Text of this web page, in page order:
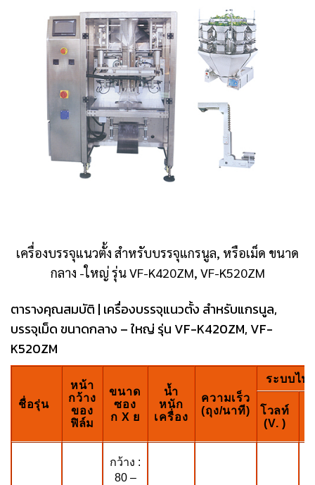
เครื่องบรรจุแนวตั้ง สำหรับบรรจุแกรนูล, หรือเม็ด ขนาด
กลาง -ใหญ่ รุ่น VF-K420ZM, VF-K520ZM
ตารางคุณสมบัติ | เครื่องบรรจุแนวตั้ง สำหรับแกรนูล,
บรรจุเม็ด ขนาดกลาง – ใหญ่ รุ่น VF-K420ZM, VF-
K520ZM
ชื่อรุ่น
หน้า
กว้าง
ของ
ฟิล์ม
ขนาด
ซอง
ก X ย
น้ำ
หนัก
เครื่อง
ความเร็ว
(ถุง/นาที)
ระบบไฟ
โวลท์
(V. )
กว้าง :
80 –